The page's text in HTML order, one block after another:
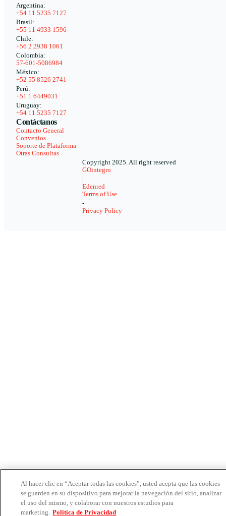
Argentina:
+54 11 5235 7127
Brasil:
+55 11 4933 1596
Chile:
+56 2 2938 1061
Colombia:
57-601-5086984
México:
+52 55 8526 2741
Perú:
+51 1 6449031
Uruguay:
+54 11 5235 7127
Contáctanos
Contacto General
Convenios
Soporte de Plataforma
Otras Consultas
Copyright 2025. All right reserved
GOintegro
|
Edenred
Terms of Use
-
Privacy Policy
Al hacer clic en “Aceptar todas las cookies”, usted acepta que las cookies
se guarden en su dispositivo para mejorar la navegación del sitio, analizar
el uso del mismo, y colaborar con nuestros estudios para
marketing. Politica de Privacidad